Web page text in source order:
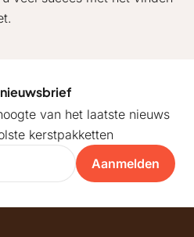
van het laatste nieuws
kerstpakketten
Aanmelden